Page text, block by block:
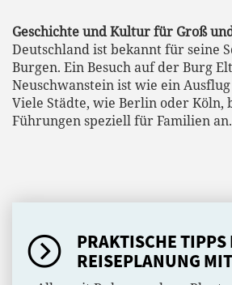
Geschichte und Kultur für Groß
Deutschland ist bekannt für seine
Burgen. Ein Besuch auf der Burg
Neuschwanstein ist wie ein
Viele Städte, wie Berlin oder Köln,
Führungen speziell für Familien an.
PRAKTISCHE TIPPS
REISEPLANUNG